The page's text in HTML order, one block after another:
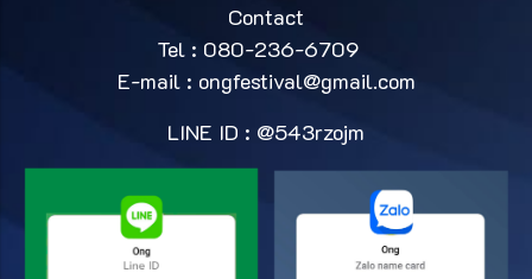
Contact
Tel : 080-236-6709
E-mail : ongfestival@gmail.com
LINE ID : @543rzojm